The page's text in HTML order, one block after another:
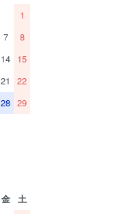
1
7
8
14 15
21
22
28 29
金
土